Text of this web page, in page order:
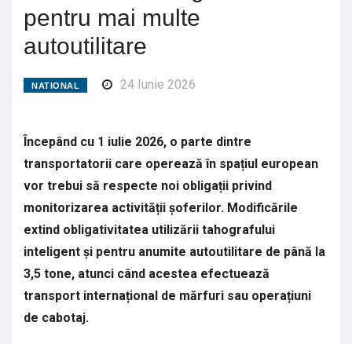
pentru mai multe
autoutilitare
NATIONAL 24 Iunie 2026
Începând cu 1 iulie 2026, o parte dintre
transportatorii care operează în spațiul european
vor trebui să respecte noi obligații privind
monitorizarea activității șoferilor. Modificările
extind obligativitatea utilizării tahografului
inteligent și pentru anumite autoutilitare de până la
3,5 tone, atunci când acestea efectuează
transport internațional de mărfuri sau operațiuni
de cabotaj.